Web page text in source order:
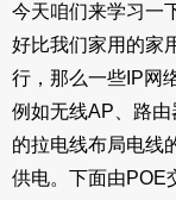
今天咱们来学习一
好比我们家用的家
行，那么一些IP网
例如无线AP、路
的拉电线布局电线
供电。下面由POE